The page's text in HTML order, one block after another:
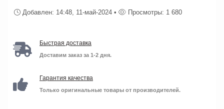
Добавлен: 14:48, 11-май-2024 • Просмотры: 1 680
Быстрая доставка
Доставим заказ за 1-2 дня.
Гарантия качества
Только оригинальные товары от производителей.